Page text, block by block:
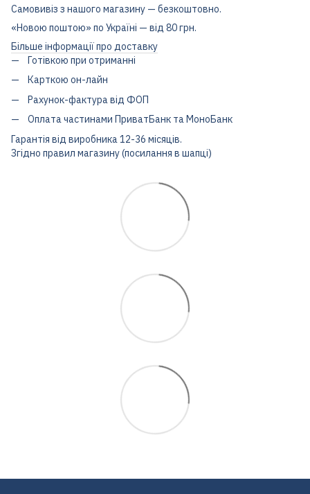
Самовивіз з нашого магазину — безкоштовно.
«Новою поштою» по Україні — від 80 грн.
Більше інформації про доставку
Готівкою при отриманні
Карткою он-лайн
Рахунок-фактура від ФОП
Оплата частинами ПриватБанк та МоноБанк
Гарантія від виробника 12-36 місяців.
Згідно правил магазину (посилання в шапці)